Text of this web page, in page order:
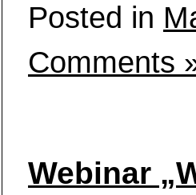
Posted in
Comments
Webinar